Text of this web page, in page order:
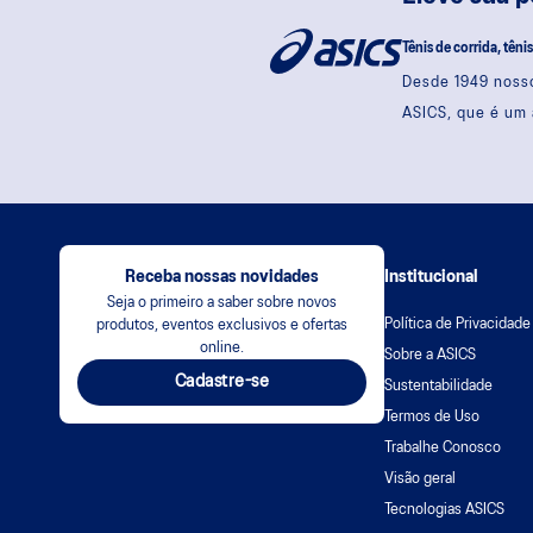
Tênis de corrida,
Desde 1949
ASICS, que é
Receba nossas novidades
Seja o primeiro a saber sobre novos
produtos, eventos exclusivos e ofertas
online.
Cadastre-se
Institucional
Política de Privacidade
Sobre a ASICS
Sustentabilidade
Termos de Uso
Trabalhe Conosco
Visão geral
Tecnologias ASICS